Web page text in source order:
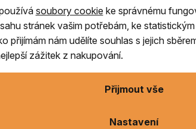
byliny a zimní kořenído bohaté
Dominují jí hřejivé tónykadidla, skořice
dřevin a koření.Výsledkem je
pohody.
vánoční setkání s rodinou,
atmosféru domova a připomenout
soubory cookie ke správnému
stránek vašim potřebám, ke
přijímám nám udělíte souhlas s jejich
zážitek z nakupování.
Nastavení
Přijmout vše